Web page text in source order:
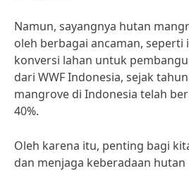
Namun, sayangnya hutan
oleh berbagai ancaman, seperti
konversi lahan untuk
dari WWF Indonesia, sejak
mangrove di Indonesia telah
40%.
Oleh karena itu, penting bagi
dan menjaga keberadaan